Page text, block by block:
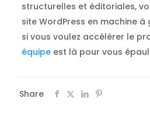
structurelles et éditoriales,
site WordPress en machine à
si vous voulez accélérer le
équipeest là pour vous
Share